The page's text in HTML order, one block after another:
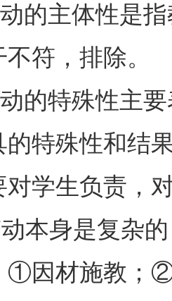
的主体性是
符，排除。
的特殊性主
特殊性和结
学生负责，
本身是复杂
①因材施教；